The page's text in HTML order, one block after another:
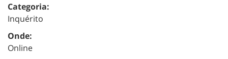
Categoria:
Inquérito
Onde:
Online